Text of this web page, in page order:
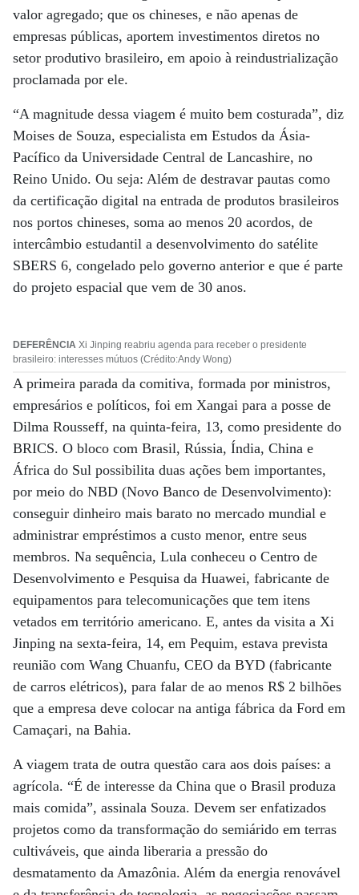
valor agregado; que os chineses, e não apenas de
empresas públicas, aportem investimentos diretos no
setor produtivo brasileiro, em apoio à reindustrialização
proclamada por ele.
“A magnitude dessa viagem é muito bem costurada”, diz
Moises de Souza, especialista em Estudos da Ásia-
Pacífico da Universidade Central de Lancashire, no
Reino Unido. Ou seja: Além de destravar pautas como
da certificação digital na entrada de produtos brasileiros
nos portos chineses, soma ao menos 20 acordos, de
intercâmbio estudantil a desenvolvimento do satélite
SBERS 6, congelado pelo governo anterior e que é parte
do projeto espacial que vem de 30 anos.
DEFERÊNCIA Xi Jinping reabriu agenda para receber o presidente
brasileiro: interesses mútuos (Crédito:Andy Wong)
A primeira parada da comitiva, formada por ministros,
empresários e políticos, foi em Xangai para a posse de
Dilma Rousseff, na quinta-feira, 13, como presidente do
BRICS. O bloco com Brasil, Rússia, Índia, China e
África do Sul possibilita duas ações bem importantes,
por meio do NBD (Novo Banco de Desenvolvimento):
conseguir dinheiro mais barato no mercado mundial e
administrar empréstimos a custo menor, entre seus
membros. Na sequência, Lula conheceu o Centro de
Desenvolvimento e Pesquisa da Huawei, fabricante de
equipamentos para telecomunicações que tem itens
vetados em território americano. E, antes da visita a Xi
Jinping na sexta-feira, 14, em Pequim, estava prevista
reunião com Wang Chuanfu, CEO da BYD (fabricante
de carros elétricos), para falar de ao menos R$ 2 bilhões
que a empresa deve colocar na antiga fábrica da Ford em
Camaçari, na Bahia.
A viagem trata de outra questão cara aos dois países: a
agrícola. “É de interesse da China que o Brasil produza
mais comida”, assinala Souza. Devem ser enfatizados
projetos como da transformação do semiárido em terras
cultiváveis, que ainda liberaria a pressão do
desmatamento da Amazônia. Além da energia renovável